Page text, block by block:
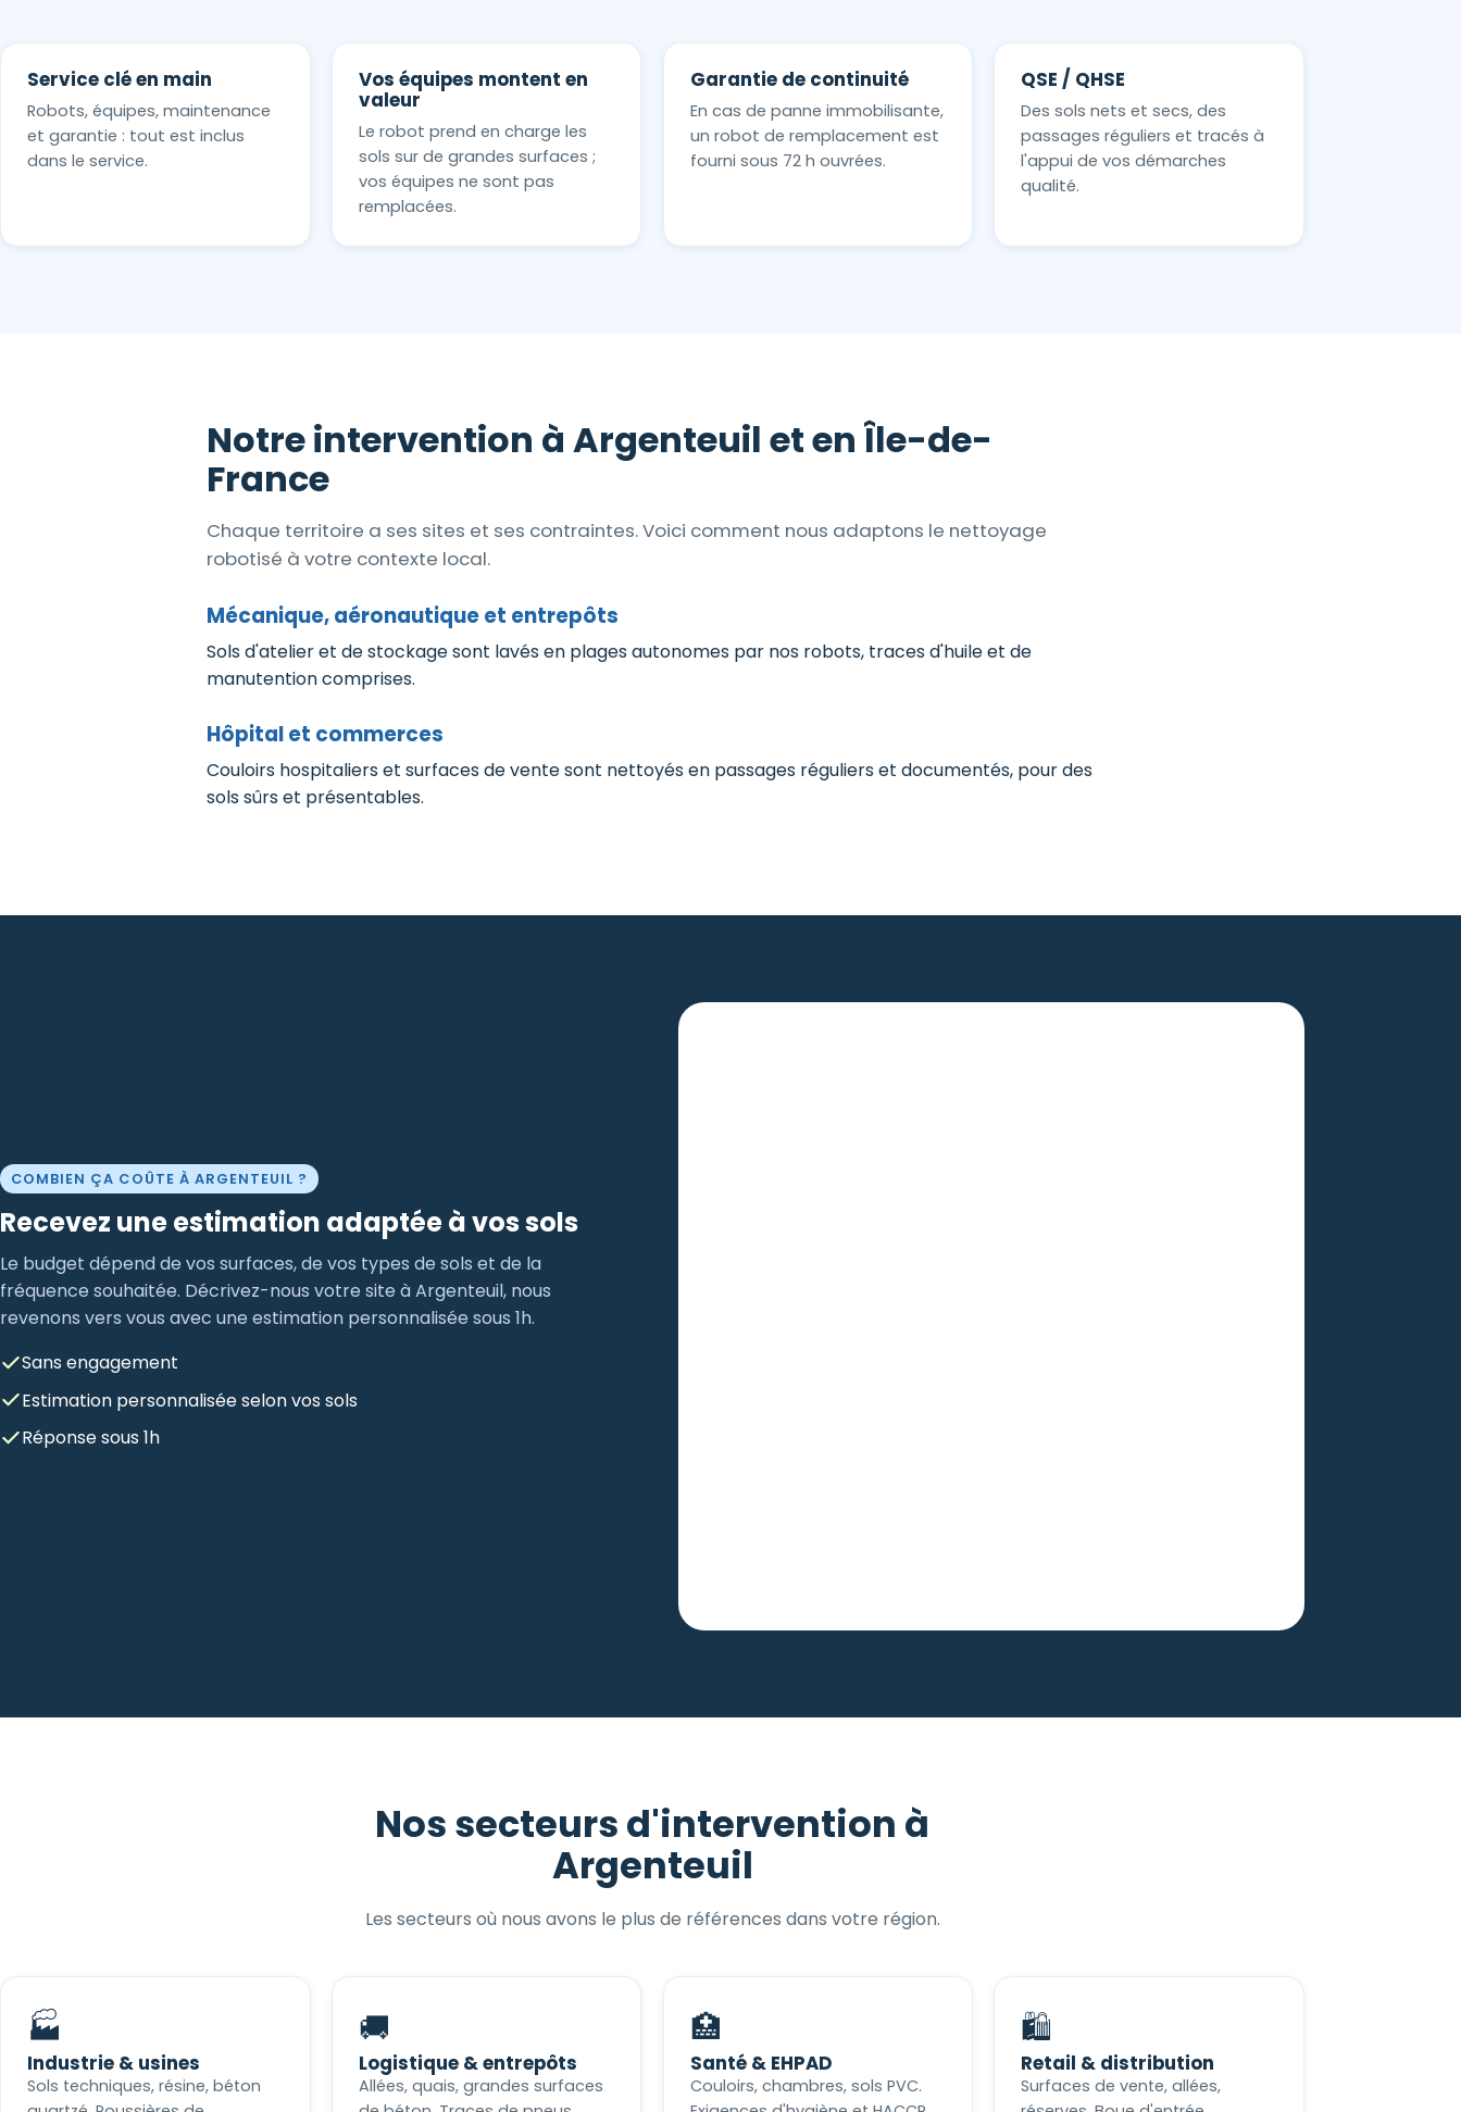
Service clé en main
Robots, équipes, maintenance
et garantie : tout est inclus
dans le service.
Vos équipes montent en
valeur
Le robot prend en charge les
sols sur de grandes surfaces ;
vos équipes ne sont pas
remplacées.
Garantie de continuité
En cas de panne immobilisante,
un robot de remplacement est
fourni sous 72 h ouvrées.
QSE / QHSE
Des sols nets et secs, des
passages réguliers et tracés à
l'appui de vos démarches
qualité.
Notre intervention à Argenteuil et en Île-de-
France
Chaque territoire a ses sites et ses contraintes. Voici comment nous adaptons le nettoyage
robotisé à votre contexte local.
Mécanique, aéronautique et entrepôts
Sols d'atelier et de stockage sont lavés en plages autonomes par nos robots, traces d'huile et de
manutention comprises.
Hôpital et commerces
Couloirs hospitaliers et surfaces de vente sont nettoyés en passages réguliers et documentés, pour des
sols sûrs et présentables.
COMBIEN ÇA COÛTE À ARGENTEUIL ?
Recevez une estimation adaptée à vos sols
Le budget dépend de vos surfaces, de vos types de sols et de la
fréquence souhaitée. Décrivez-nous votre site à Argenteuil, nous
revenons vers vous avec une estimation personnalisée sous 1h.
Sans engagement
Estimation personnalisée selon vos sols
Réponse sous 1h
Nos secteurs d'intervention à
Argenteuil
Les secteurs où nous avons le plus de références dans votre région.
🏭
Industrie & usines
Sols techniques, résine, béton
🚚
Logistique & entrepôts
Allées, quais, grandes surfaces
🏥
Santé & EHPAD
Couloirs, chambres, sols PVC.
🛍️
Retail & distribution
Surfaces de vente, allées,